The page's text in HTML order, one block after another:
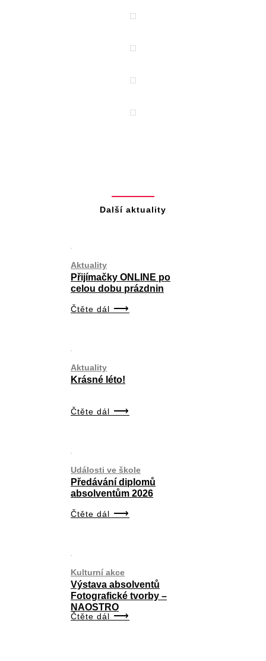
Další aktuality
Aktuality
Přijímačky ONLINE po
celou dobu prázdnin
Čtěte dál
Aktuality
Krásné léto!
Čtěte dál
Události ve škole
Předávání diplomů
absolventům 2026
Čtěte dál
Kulturní akce
Výstava absolventů
Fotografické tvorby –
NAOSTRO
Čtěte dál